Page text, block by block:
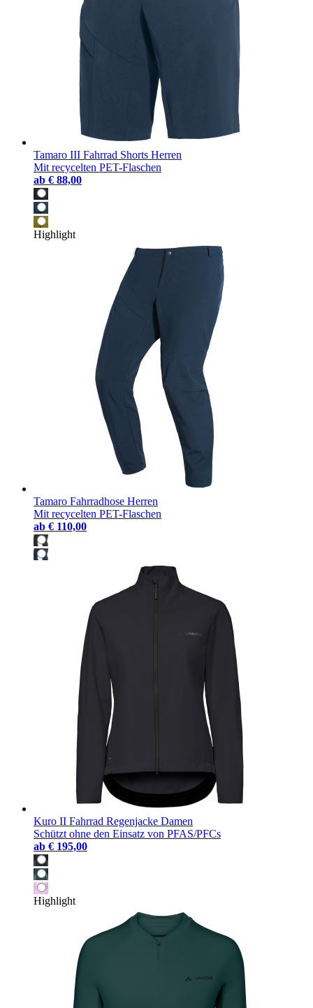
Tamaro III Fahrrad Shorts Herren
Mit recycelten PET-Flaschen
ab € 88,00
Highlight
Tamaro Fahrradhose Herren
Mit recycelten PET-Flaschen
ab € 110,00
Kuro II Fahrrad Regenjacke Damen
Schützt ohne den Einsatz von PFAS/PFCs
ab € 195,00
Highlight